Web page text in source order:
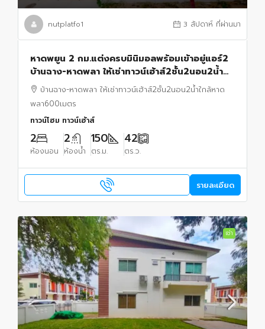
nutplatfo1 3 สัปดาห์ ที่ผ่านมา
หาดพยูน 2 กม.แต่งครบมินิมอลพร้อมเข้าอยู่แอร์2
บ้านฉาง-หาดพลา ให้เช่าทาวน์เฮ้าส์2ชั้น2นอน2น้ำ
ใกล้หาดพลา600ม.สนามบินนานาชาติอู่ตะเภา1กม.
บ้านฉาง-หาดพลา ให้เช่าทาวน์เฮ้าส์2ชั้น2นอน2น้ำใกล้หาด
พลา600เมตร
ทาวน์โฮม ทาวน์เฮ้าส์
2
ห้องนอน
2
ห้องน้ำ
150
ตร.ม.
42
ตร.ว.
รายละเอียด
เช่า